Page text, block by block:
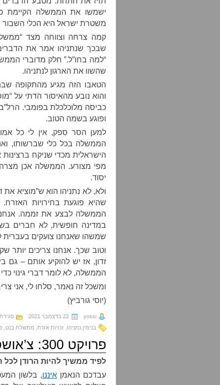
ישמשו את הממשלה הקיימת
משטרת ישראל היא הכלי
קמה צרחה וצווחה מצד
שבכך שנתניהו אמר את
“למה בחו”ל.” חלק מדוברי
שהשוו את הארגון לנתניהו.
הטאבו הזה מגיע מהתקופה שבה
והוא נובע מהאיסור הדתי על
כביסה מלוכלכלת בפומבי.
ופוגע בשמה הטוב.
למען הסר ספק, אין לי כל
הממשלה בכל כלי שברשותו,
הישראלית מכדי שניקח
מפי מצורע. הממשלה אכן מצרה
יסוד.
ולא, לא נתניהו הוא ש”מוציא
שהיא פוגעת בחירויות
במדינה חופשית, לא חברים
שמשהו שאנחנו צועקים בעברית
וטוב שכך. אנחנו צריכים
זדון, אז יש להוקיע אותם – גם
הממשלה, לא לומר דברי גינוי
ומשכל זה נאמר, סלחו לי, אני
(יוסי גורביץ)
yossi 22 בדצמבר 2021
בנימין נתניהו זכויות אזרח ממשלת בנט
פרויקט 300: צ’אושסקו דה לה שמאטע
לפיד ממשיך להיות הרודן
עבדכם הנאמן איננו, בלשון